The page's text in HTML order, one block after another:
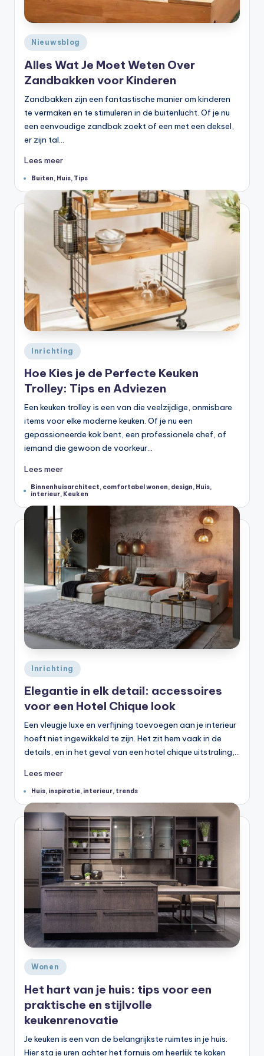
Geplaatst
in
Nieuwsblog
Alles Wat Je Moet Weten Over
Zandbakken voor Kinderen
Zandbakken zijn een fantastische manier om kinderen
te vermaken en te stimuleren in de buitenlucht. Of je nu
een eenvoudige zandbak zoekt of een met een deksel,
er zijn tal…
Lees meer
Tags:Buiten, Huis, Tips
Geplaatst
in
Inrichting
Hoe Kies je de Perfecte Keuken
Trolley: Tips en Adviezen
Een keuken trolley is een van die veelzijdige, onmisbare
items voor elke moderne keuken. Of je nu een
gepassioneerde kok bent, een professionele chef, of
iemand die gewoon de voorkeur…
Lees meer
Tags:Binnenhuisarchitect comfortabel wonen design Huis
interieur Keuken
Geplaatst
in
Inrichting
Elegantie in elk detail: accessoires
voor een Hotel Chique look
Een vleugje luxe en verfijning toevoegen aan je interieur
hoeft niet ingewikkeld te zijn. Het zit hem vaak in de
details, en in het geval van een hotel chique uitstraling,…
Lees meer
Tags:
Huis, inspiratie, interieur, trends
Geplaatst
in
Wonen
Het hart van je huis: tips voor een
praktische en stijlvolle
keukenrenovatie
Je keuken is een van de belangrijkste ruimtes in je huis.
Hier sta je uren achter het fornuis om heerlijk te koken